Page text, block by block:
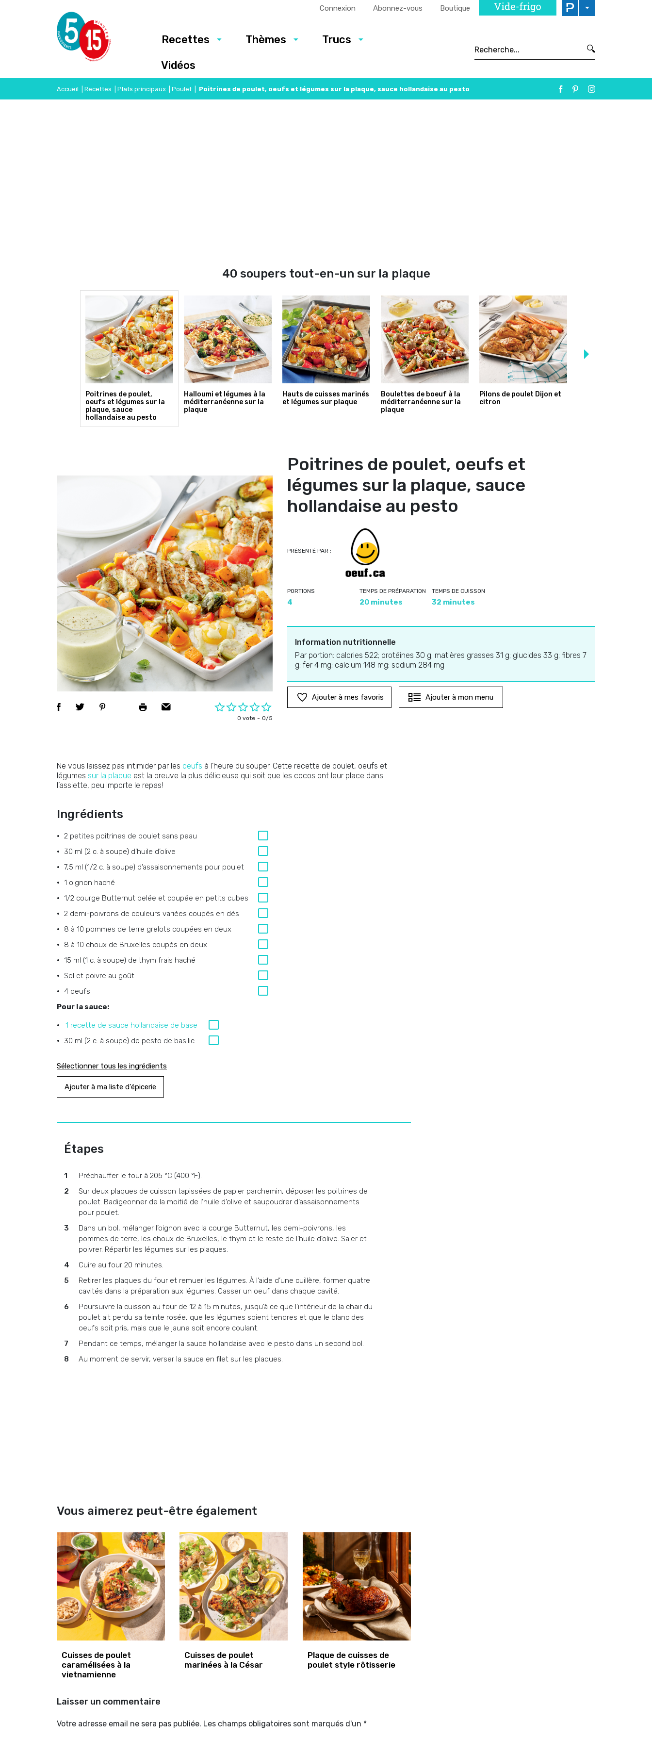
Connexion Abonnez-vous Boutique
Recettes Thèmes
Trucs
Vidéos
🔍
Accueil Recettes Plats principaux Poulet Poitrines de poulet, oeufs et légumes sur la plaque, sauce hollandaise au pesto
40 soupers tout-en-un sur la plaque
Poitrines de poulet,
oeufs et légumes sur la
plaque, sauce
hollandaise au pesto
Halloumi et légumes à la
méditerranéenne sur la
plaque
Hauts de cuisses marinés
et légumes sur plaque
Boulettes de boeuf à la
méditerranéenne sur la
plaque
Pilons de poulet Dijon et
citron
0 vote 0/5
Poitrines de poulet, oeufs et
légumes sur la plaque, sauce
hollandaise au pesto
PRÉSENTÉ PAR :
PORTIONS
4
TEMPS DE PRÉPARATION
20 minutes
TEMPS DE CUISSON
32 minutes
Information nutritionnelle
Par portion: calories 522; protéines 30 g; matières grasses 31 g; glucides 33 g; fibres 7
g; fer 4 mg; calcium 148 mg; sodium 284 mg
Ajouter à mes favoris Ajouter à mon menu
Ne vous laissez pas intimider par les oeufs à l’heure du souper. Cette recette de poulet, oeufs et
légumes sur la plaque est la preuve la plus délicieuse qui soit que les cocos ont leur place dans
l’assiette, peu importe le repas!
Ingrédients
2 petites poitrines de poulet sans peau
30 ml (2 c. à soupe) d’huile d’olive
7,5 ml (1/2 c. à soupe) d’assaisonnements pour poulet
1 oignon haché
1/2 courge Butternut pelée et coupée en petits cubes
2 demi-poivrons de couleurs variées coupés en dés
8 à 10 pommes de terre grelots coupées en deux
8 à 10 choux de Bruxelles coupés en deux
15 ml (1 c. à soupe) de thym frais haché
Sel et poivre au goût
4 oeufs
Pour la sauce:
1 recette de sauce hollandaise de base
30 ml (2 c. à soupe) de pesto de basilic
Sélectionner tous les ingrédients
Ajouter à ma liste d'épicerie
Étapes
Préchauffer le four à 205 °C (400 °F).
Sur deux plaques de cuisson tapissées de papier parchemin, déposer les poitrines de
poulet. Badigeonner de la moitié de l’huile d’olive et saupoudrer d’assaisonnements
pour poulet.
Dans un bol, mélanger l’oignon avec la courge Butternut, les demi-poivrons, les
pommes de terre, les choux de Bruxelles, le thym et le reste de l’huile d’olive. Saler et
poivrer. Répartir les légumes sur les plaques.
Cuire au four 20 minutes.
Retirer les plaques du four et remuer les légumes. À l’aide d’une cuillère, former quatre
cavités dans la préparation aux légumes. Casser un oeuf dans chaque cavité.
Poursuivre la cuisson au four de 12 à 15 minutes, jusqu’à ce que l’intérieur de la chair du
poulet ait perdu sa teinte rosée, que les légumes soient tendres et que le blanc des
oeufs soit pris, mais que le jaune soit encore coulant.
Pendant ce temps, mélanger la sauce hollandaise avec le pesto dans un second bol.
Au moment de servir, verser la sauce en filet sur les plaques.
Vous aimerez peut-être également
Cuisses de poulet
caramélisées à la
vietnamienne
Cuisses de poulet
marinées à la César
Plaque de cuisses de
poulet style rôtisserie
Laisser un commentaire
Votre adresse email ne sera pas publiée. Les champs obligatoires sont marqués d'un *